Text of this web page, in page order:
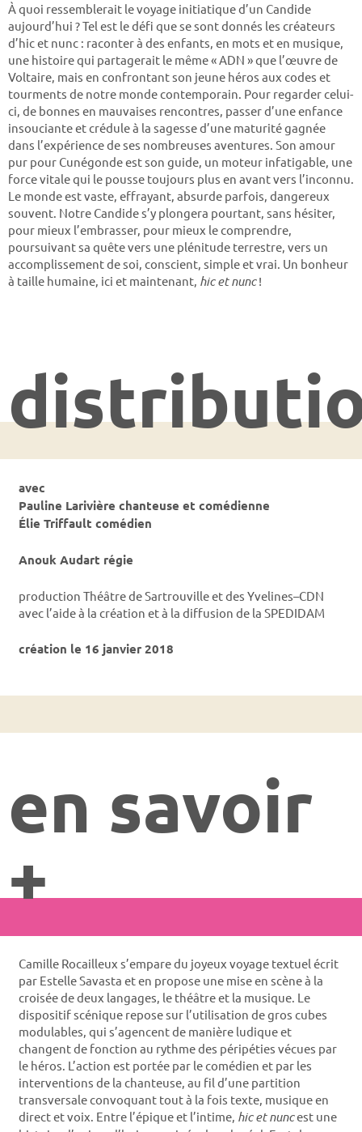
À quoi ressemblerait le voyage initiatique d’un Candide
aujourd’hui ? Tel est le défi que se sont donnés les créateurs
d’hic et nunc : raconter à des enfants, en mots et en musique,
une histoire qui partagerait le même « ADN » que l’œuvre de
Voltaire, mais en confrontant son jeune héros aux codes et
tourments de notre monde contemporain. Pour regarder celui-
ci, de bonnes en mauvaises rencontres, passer d’une enfance
insouciante et crédule à la sagesse d’une maturité gagnée
dans l’expérience de ses nombreuses aventures. Son amour
pur pour Cunégonde est son guide, un moteur infatigable, une
force vitale qui le pousse toujours plus en avant vers l’inconnu.
Le monde est vaste, effrayant, absurde parfois, dangereux
souvent. Notre Candide s’y plongera pourtant, sans hésiter,
pour mieux l’embrasser, pour mieux le comprendre,
poursuivant sa quête vers une plénitude terrestre, vers un
accomplissement de soi, conscient, simple et vrai. Un bonheur
à taille humaine, ici et maintenant, hic et nunc!
avec
Pauline Larivière chanteuse et comédienne
Élie Triffault comédien
Anouk Audart régie
production Théâtre de Sartrouville et des Yvelines–CDN
avec l’aide à la création et à la diffusion de la SPEDIDAM
création le 16 janvier 2018
en savoir
+
Camille Rocailleux s’empare du joyeux voyage textuel écrit
par Estelle Savasta et en propose une mise en scène à la
croisée de deux langages, le théâtre et la musique. Le
dispositif scénique repose sur l’utilisation de gros cubes
modulables, qui s’agencent de manière ludique et
changent de fonction au rythme des péripéties vécues par
le héros. L’action est portée par le comédien et par les
interventions de la chanteuse, au fil d’une partition
transversale convoquant tout à la fois texte, musique en
direct et voix. Entre l’épique et l’intime, hic et nuncest une